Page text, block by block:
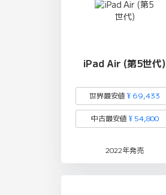
iPad Air (第5世代)
世界最安値 ¥ 69,433
中古最安値 ¥ 54,800
2022年発売